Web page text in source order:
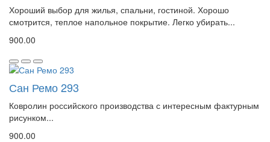
Хороший выбор для жилья, спальни, гостиной. Хорошо
смотрится, теплое напольное покрытие. Легко убирать...
900.00
Сан Ремо 293
Ковролин российского производства с интересным фактурным
рисунком...
900.00